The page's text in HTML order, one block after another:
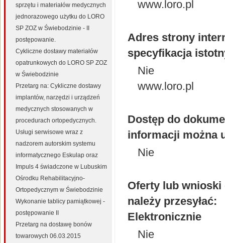
www.loro.pl
Adres strony
specyfikacja
Nie
www.loro.pl
Dostęp do
informacji można
Nie
Oferty lub wnioski
należy przesyłać:
Elektronicznie
Nie
sprzętu i materiałów medycznych
jednorazowego użytku do LORO
SP ZOZ w Świebodzinie - II
postępowanie.
Cykliczne dostawy materiałów
opatrunkowych do LORO SP ZOZ
w Świebodzinie
Przetarg na: Cykliczne dostawy
implantów, narzędzi i urządzeń
medycznych stosowanych w
procedurach ortopedycznych.
Usługi serwisowe wraz z
nadzorem autorskim systemu
informatycznego Eskulap oraz
Impuls 4 świadczone w Lubuskim
Ośrodku Rehabilitacyjno-
Ortopedycznym w Świebodzinie
Wykonanie tablicy pamiątkowej -
postępowanie II
Przetarg na dostawę bonów
towarowych 06.03.2015